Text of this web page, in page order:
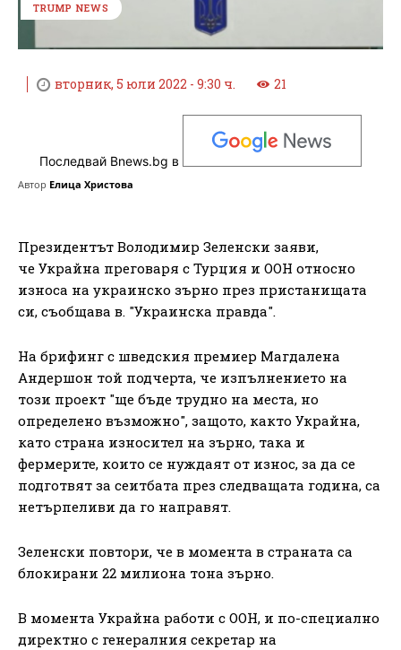
TRUMP NEWS
вторник, 5 юли 2022 - 9:30 ч. 21
Последвай Bnews.bg в
Автор Елица Христова
Президентът Володимир Зеленски заяви,
че Украйна преговаря с Турция и ООН относно
износа на украинско зърно през пристанищата
си, съобщава в. "Украинска правда".
На брифинг с шведския премиер Магдалена
Андершон той подчерта, че изпълнението на
този проект "ще бъде трудно на места, но
определено възможно", защото, както Украйна,
като страна износител на зърно, така и
фермерите, които се нуждаят от износ, за да се
подготвят за сеитбата през следващата година, са
нетърпеливи да го направят.
Зеленски повтори, че в момента в страната са
блокирани 22 милиона тона зърно.
В момента Украйна работи с ООН, и по-специално
директно с генералния секретар на